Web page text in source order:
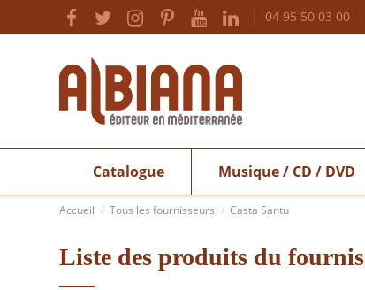
04 95 50 03 00
Catalogue Musique / CD / DVD
Accueil Tous les fournisseurs Casta Santu
Liste des produits du